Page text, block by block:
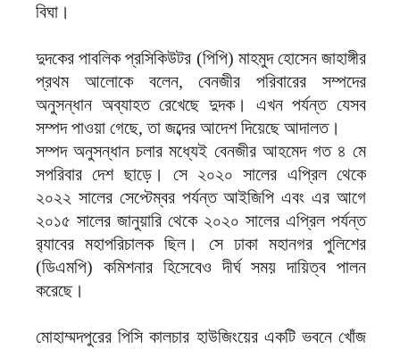
বিঘা।
দুদকের পাবলিক প্রসিকিউটর (পিপি) মাহমুদ হোসেন জাহাঙ্গীর
প্রথম আলোকে বলেন, বেনজীর পরিবারের সম্পদের
অনুসন্ধান অব্যাহত রেখেছে দুদক। এখন পর্যন্ত যেসব
সম্পদ পাওয়া গেছে, তা জব্দের আদেশ দিয়েছে আদালত।
সম্পদ অনুসন্ধান চলার মধ্যেই বেনজীর আহমেদ গত ৪ মে
সপরিবার দেশ ছাড়ে। সে ২০২০ সালের এপ্রিল থেকে
২০২২ সালের সেপ্টেম্বর পর্যন্ত আইজিপি এবং এর আগে
২০১৫ সালের জানুয়ারি থেকে ২০২০ সালের এপ্রিল পর্যন্ত
র‍্যাবের মহাপরিচালক ছিল। সে ঢাকা মহানগর পুলিশের
(ডিএমপি) কমিশনার হিসেবেও দীর্ঘ সময় দায়িত্ব পালন
করেছে।
মোহাম্মদপুরের পিসি কালচার হাউজিংয়ের একটি ভবনে খোঁজ